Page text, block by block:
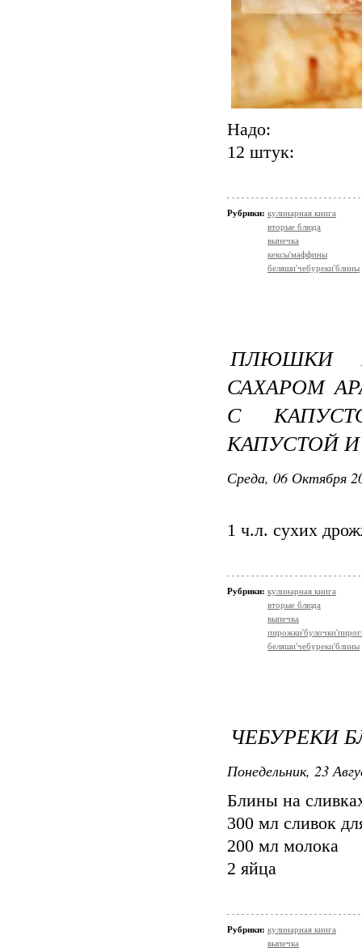
Надо:
12 штук:
Рубрики: кулинарная книга
вторые блюда
выпечка
кексы'маффины
беляши'чебуреки'блины
ПЛЮШКИ
САХАРОМ
С
КАПУСТОЙ
Среда, 06 Октября
1 ч.л. сухих
Рубрики: кулинарная книга
вторые блюда
выпечка
беляши'чебуреки'блины
ЧЕБУРЕКИ
Понедельник, 23
Блины на
300 мл сливок
200 мл молока
2 яйца
Рубрики: кулинарная книга
выпечка